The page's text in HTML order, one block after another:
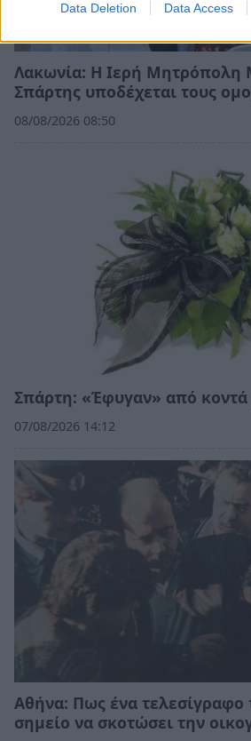
Data Deletion Data Access
Λακωνία: Η Ιερή Μητρόπολη
Σπάρτης υποδέχεται τους
08/08/2026 08:50
Σπάρτη: «Έφυγαν» από
07/08/2026 14:12
Αθήνα: Πως ένα τελεσίγραφο
σημείο να σκοτώσει την